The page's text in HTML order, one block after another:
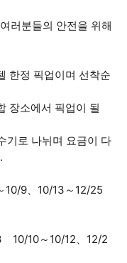
러분들의 안전을 위해
한정 픽업이며 선착순
장소에서 픽업이 될
기로 나뉘며 요금이 다
9、10/13～12/25
10～10/12、12/2